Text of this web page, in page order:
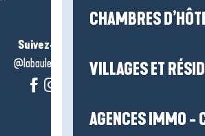
CHAMBRES
VILLAGES ET
AGENCES IMMO -
Suivez-nous !
@labauleguérande